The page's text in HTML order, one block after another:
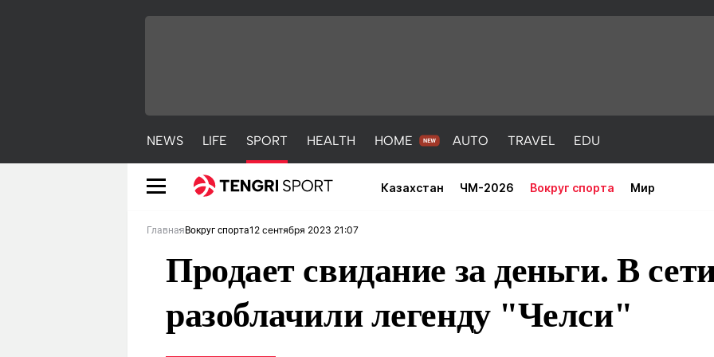
NEWS LIFE SPORT HEALTH HOME AUTO TRAVEL EDU
Казахстан ЧМ-2026 Вокруг спорта Мир
LIFE
ГлавнаяВокруг спорта12 сентября 2023 21:07
Продает свидание за деньги. В
разоблачили легенду "Челси"